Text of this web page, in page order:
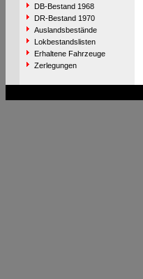
DB-Bestand 1968
DR-Bestand 1970
Auslandsbestände
Lokbestandslisten
Erhaltene Fahrzeuge
Zerlegungen